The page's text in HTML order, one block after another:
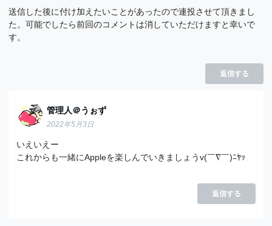
送信した後に付け加えたいことがあったので連投させて頂きまし
た。可能でしたら前回のコメントは消していただけますと幸いで
す。
返信する
管理人＠うぉず
2022年5月3日
いえいえー
これからも一緒にAppleを楽しんでいきましょうv(￣∇￣)ﾆﾔｯ
返信する